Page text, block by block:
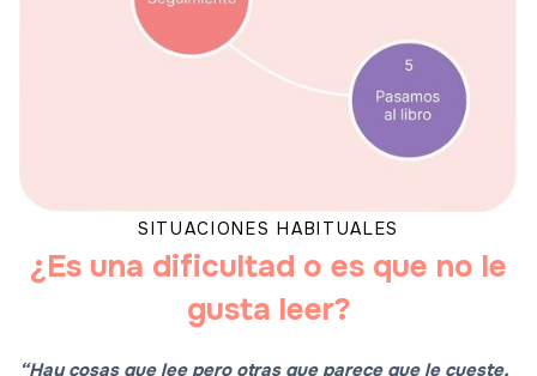
SITUACIONES HABITUALES
¿Es una dificultad o es que no le
gusta leer?
“Hay cosas que lee pero otras que parece que le cueste,